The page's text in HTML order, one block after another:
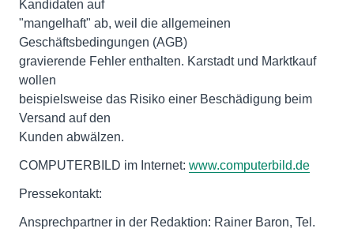
Kandidaten auf
"mangelhaft" ab, weil die allgemeinen
Geschäftsbedingungen (AGB)
gravierende Fehler enthalten. Karstadt und Marktkauf
wollen
beispielsweise das Risiko einer Beschädigung beim
Versand auf den
Kunden abwälzen.
COMPUTERBILD im Internet: www.computerbild.de
Pressekontakt:
Ansprechpartner in der Redaktion: Rainer Baron, Tel.